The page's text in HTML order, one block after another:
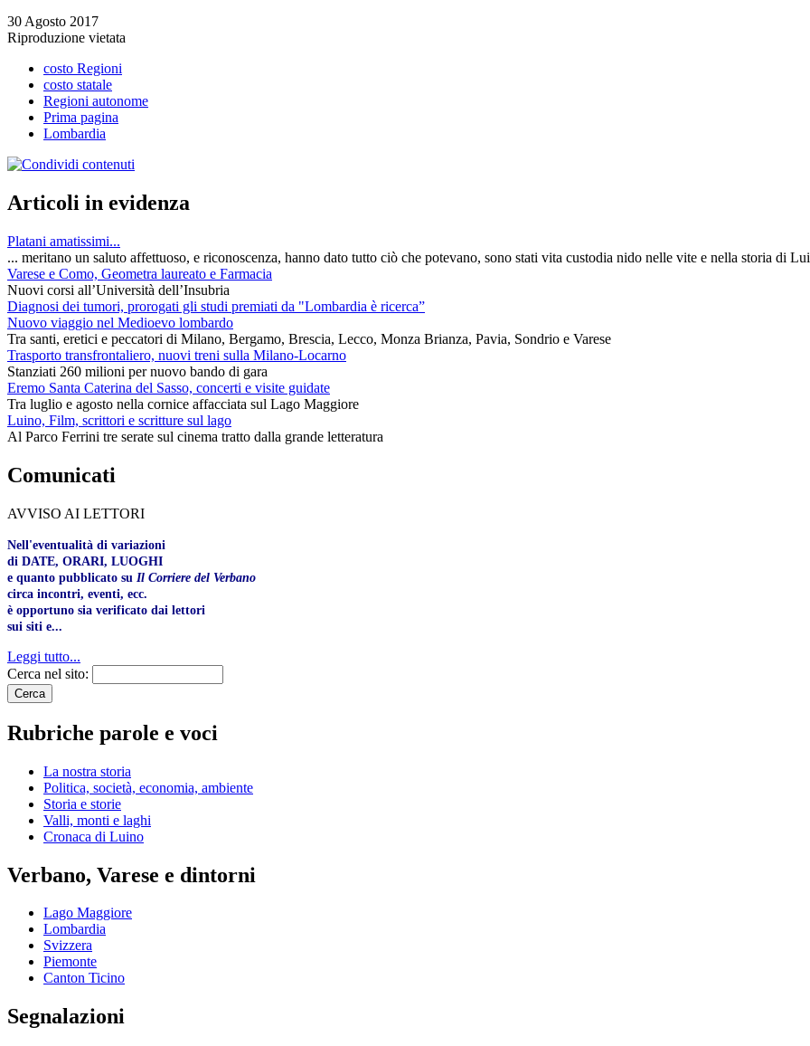
30 Agosto 2017
Riproduzione vietata
costo Regioni
costo statale
Regioni autonome
Prima pagina
Lombardia
Articoli in evidenza
Platani amatissimi...
... meritano un saluto affettuoso, e riconoscenza, hanno dato tutto ciò che potevano, sono stati vita custodia nido nelle vite e nella storia di
Varese e Como, Geometra laureato e Farmacia
Nuovi corsi all’Università dell’Insubria
Diagnosi dei tumori, prorogati gli studi premiati da "Lombardia è ricerca”
Nuovo viaggio nel Medioevo lombardo
Tra santi, eretici e peccatori di Milano, Bergamo, Brescia, Lecco, Monza Brianza, Pavia, Sondrio e Varese
Trasporto transfrontaliero, nuovi treni sulla Milano-Locarno
Stanziati 260 milioni per nuovo bando di gara
Eremo Santa Caterina del Sasso, concerti e visite guidate
Tra luglio e agosto nella cornice affacciata sul Lago Maggiore
Luino, Film, scrittori e scritture sul lago
Al Parco Ferrini tre serate sul cinema tratto dalla grande letteratura
Comunicati
AVVISO AI LETTORI
Nell'eventualità di variazioni
di DATE, ORARI, LUOGHI
e quanto pubblicato su Il Corriere del Verbano
circa incontri, eventi, ecc.
è opportuno sia verificato dai lettori
sui siti e...
Leggi tutto...
Cerca nel sito:
Rubriche parole e voci
La nostra storia
Politica, società, economia, ambiente
Storia e storie
Valli, monti e laghi
Cronaca di Luino
Verbano, Varese e dintorni
Lago Maggiore
Lombardia
Svizzera
Piemonte
Canton Ticino
Segnalazioni